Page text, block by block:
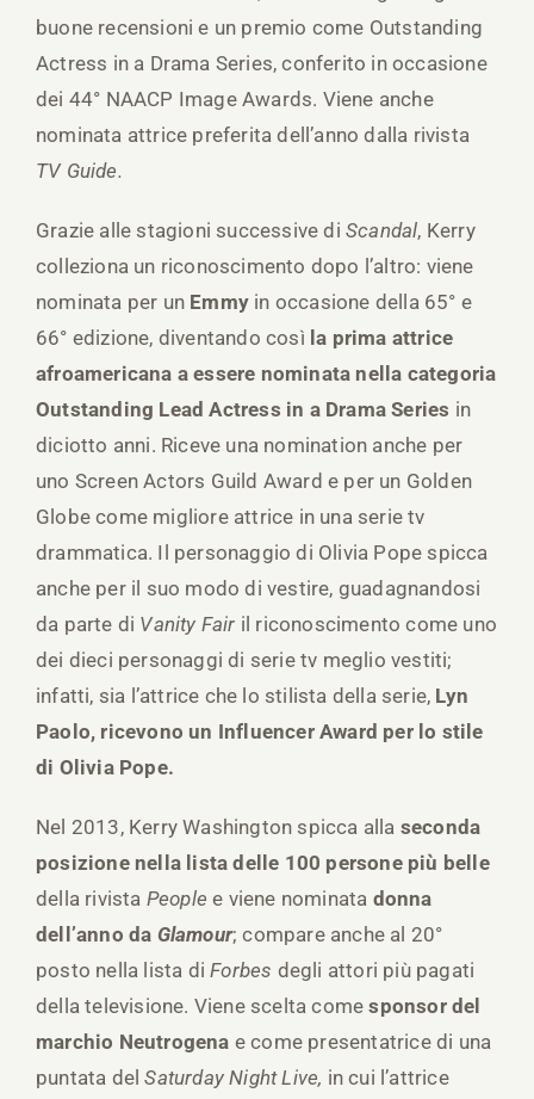
buone recensioni e un premio come Outstanding
Actress in a Drama Series, conferito in occasione
dei 44° NAACP Image Awards. Viene anche
nominata attrice preferita dell’anno dalla rivista
TV Guide.
Grazie alle stagioni successive di Scandal, Kerry
colleziona un riconoscimento dopo l’altro: viene
nominata per un Emmy in occasione della 65° e
66° edizione, diventando così la prima attrice
afroamericana a essere nominata nella categoria
Outstanding Lead Actress in a Drama Series in
diciotto anni. Riceve una nomination anche per
uno Screen Actors Guild Award e per un Golden
Globe come migliore attrice in una serie tv
drammatica. Il personaggio di Olivia Pope spicca
anche per il suo modo di vestire, guadagnandosi
da parte di Vanity Fair il riconoscimento come uno
dei dieci personaggi di serie tv meglio vestiti;
infatti, sia l’attrice che lo stilista della serie, Lyn
Paolo, ricevono un Influencer Award per lo stile
di Olivia Pope.
Nel 2013, Kerry Washington spicca alla seconda
posizione nella lista delle 100 persone più belle
della rivista People e viene nominata donna
dell’anno da Glamour; compare anche al 20°
posto nella lista diForbes degli attori più pagati
della televisione. Viene scelta comesponsor del
marchio Neutrogena e come presentatrice di una
puntata delSaturday Night Live, in cui l’attrice